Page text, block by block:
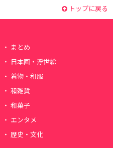
トップに戻る
まとめ
日本画・浮世絵
着物・和服
和雑貨
和菓子
エンタメ
歴史・文化